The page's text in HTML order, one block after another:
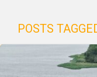
POSTS